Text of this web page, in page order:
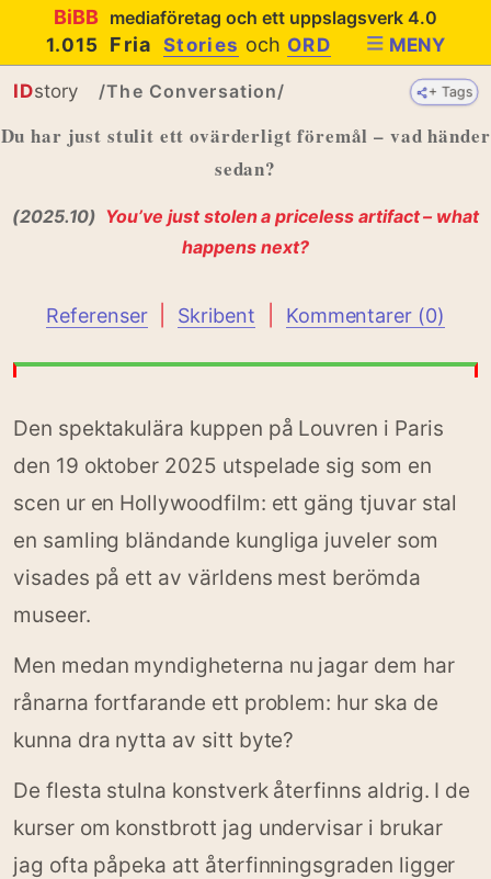
BiBB mediaföretag och ett uppslagsverk 4.0
1.015
FriaStories och ORD MENY
+ Tags
IDstory /The Conversation/
Du har just stulit ett ovärderligt föremål – vad händer
sedan?
(2025.10) You’ve just stolen a priceless artifact – what
happens next?
Referenser Skribent Kommentarer (0)
Den spektakulära kuppen på Louvren i Paris
den 19 oktober 2025 utspelade sig som en
scen ur en Hollywoodfilm: ett gäng tjuvar stal
en samling bländande kungliga juveler som
visades på ett av världens mest berömda
museer.
Men medan myndigheterna nu jagar dem har
rånarna fortfarande ett problem: hur ska de
kunna dra nytta av sitt byte?
De flesta stulna konstverk återfinns aldrig. I de
kurser om konstbrott jag undervisar i brukar
jag ofta påpeka att återfinningsgraden ligger
+ Tags